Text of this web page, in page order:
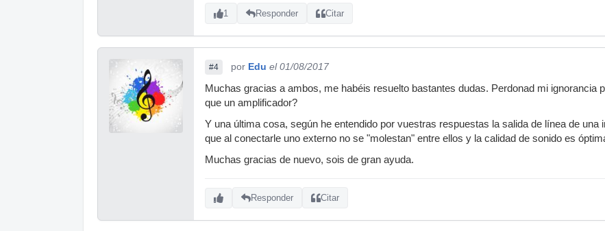
1 Responder Citar
#4 por Edu el 01/08/2017
Muchas gracias a ambos, me habéis resuelto bastantes dudas. Perdonad mi ignorancia
que un amplificador?
Y una última cosa, según he entendido por vuestras respuestas la salida de línea de una
que al conectarle uno externo no se "molestan" entre ellos y la calidad de sonido es
Muchas gracias de nuevo, sois de gran ayuda.
Responder Citar